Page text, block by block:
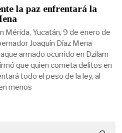
la paz enfrentará la
Mérida, Yucatán, 9 de enero de
Joaquín Díaz Mena
armado ocurrido en Dzilam
que quien cometa delitos en
todo el peso de la ley, al
menos